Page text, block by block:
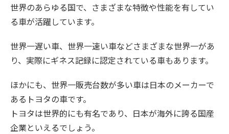
世界のあらゆる国で、さまざまな特徴や性能を有してい
る車が活躍しています。
世界一遅い車、世界一速い車などさまざまな世界一があ
り、実際にギネス記録に認定されている車もあります。
ほかにも、世界一販売台数が多い車は日本のメーカーで
あるトヨタの車です。
トヨタは世界的にも有名であり、日本が海外に誇る国産
企業といえるでしょう。